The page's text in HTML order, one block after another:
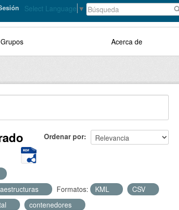
Select Language ▼
Grupos Acerca de
Ordenar por
Formatos: KML
CSV
contenedores